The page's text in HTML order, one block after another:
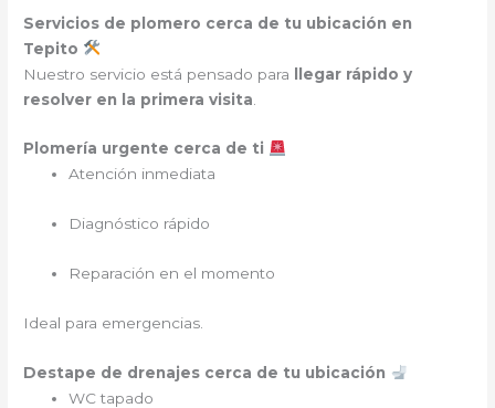
Servicios de plomero cerca de tu ubicación en
Tepito
Nuestro servicio está pensado para llegar rápido y
resolver en la primera visita
Plomería urgente cerca de ti
Atención inmediata
Diagnóstico rápido
Reparación en el momento
Ideal para emergencias.
Destape de drenajes cerca de tu ubicación
WC tapado